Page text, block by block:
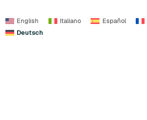
English Italiano Español
Deutsch